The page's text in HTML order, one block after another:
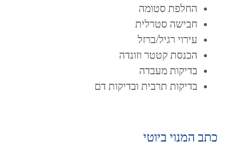
החלפת סטומה
חבישה סטרלית
עירוי רגיל/ברזל
הכנסת קטטר וזונדה
בדיקות מעבדה
בדיקות תרבית ובדיקות דם
כתב המנוי ביוטי